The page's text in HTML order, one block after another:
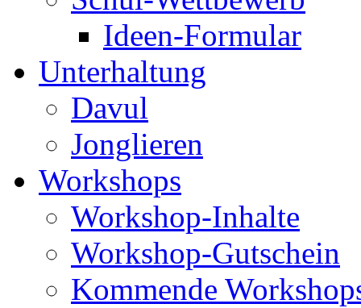
Ideen-Formular
Unterhaltung
Davul
Jonglieren
Workshops
Workshop-Inhalte
Workshop-Gutschein
Kommende